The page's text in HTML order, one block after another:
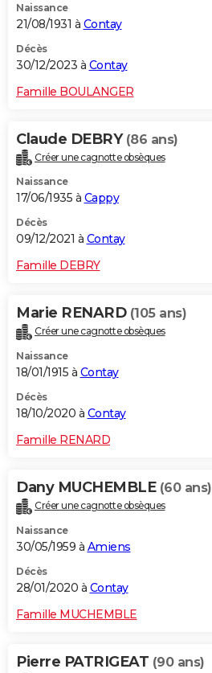
Naissance
21/08/1931 à Contay
Décès
30/12/2023 à Contay
Famille BOULANGER
Claude DEBRY (86 ans)
Créer une cagnotte obsèques
Naissance
17/06/1935 à Cappy
Décès
09/12/2021 à Contay
Famille DEBRY
Marie RENARD (105 ans)
Créer une cagnotte obsèques
Naissance
18/01/1915 à Contay
Décès
18/10/2020 à Contay
Famille RENARD
Dany MUCHEMBLE (60 ans)
Créer une cagnotte obsèques
Naissance
30/05/1959 à Amiens
Décès
28/01/2020 à Contay
Famille MUCHEMBLE
Pierre PATRIGEAT (90 ans)